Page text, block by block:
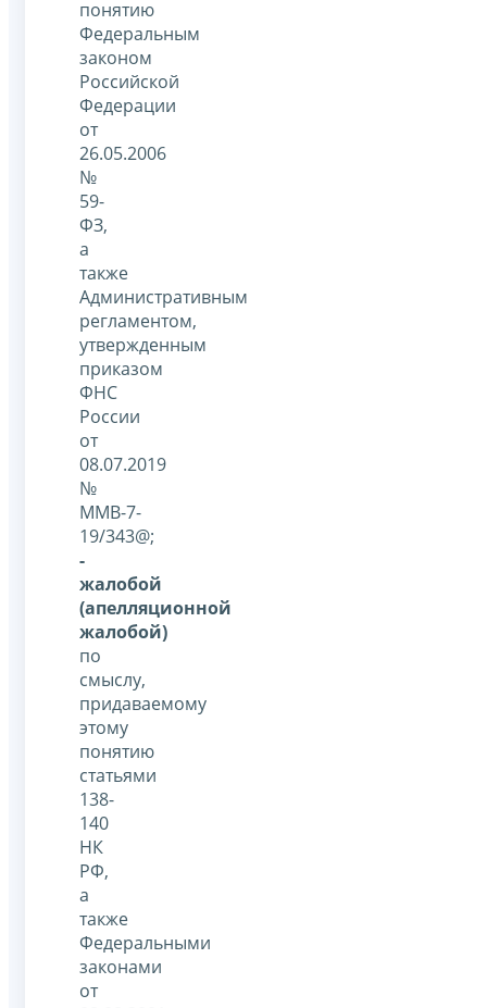
понятию
Федеральным
законом
Российской
Федерации
от
26.05.2006
№
59-
ФЗ,
а
также
Административным
регламентом,
утвержденным
приказом
ФНС
России
от
08.07.2019
№
ММВ-7-
19/343@;
-
жалобой
(апелляционной
жалобой)
по
смыслу,
придаваемому
этому
понятию
статьями
138-
140
НК
РФ,
а
также
Федеральными
законами
от